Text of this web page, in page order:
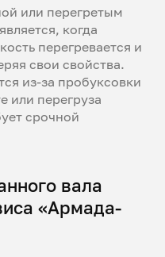
или перегретым
когда
перегревается и
свои свойства.
из-за пробуксовки
или перегруза
срочной
вала
«Армада-